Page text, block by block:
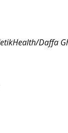
Daffa